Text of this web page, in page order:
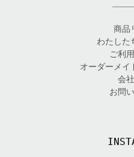
商品
わたした
ご利
オーダーメイ
会
お問